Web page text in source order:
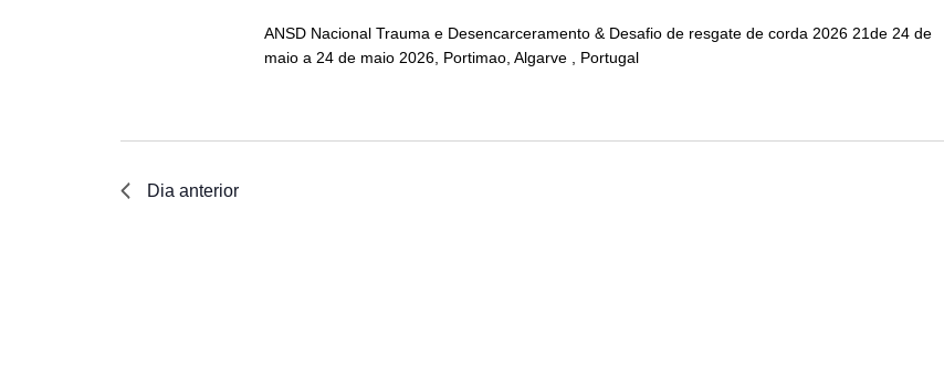
ANSD Nacional Trauma e Desencarceramento & Desafio de resgate de corda 2026 21de 24 de
maio a 24 de maio 2026, Portimao, Algarve , Portugal
Dia anterior